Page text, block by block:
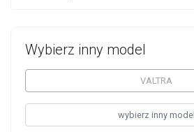
Wybierz inny model
VALTRA
wybierz inny model